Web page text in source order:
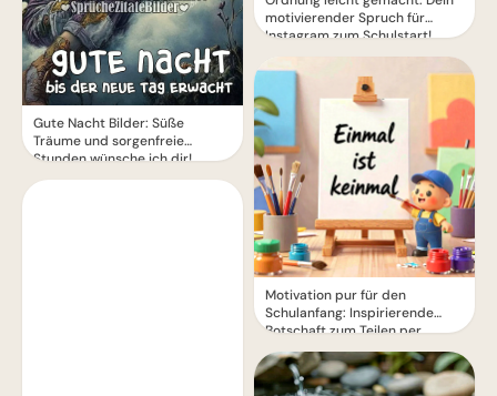
Gute Nacht Bilder: Süße
Träume und sorgenfreie
Stunden wünsche ich dir!
motivierender Spruch für
Instagram zum Schulstart!
Motivation pur für den
Schulanfang: Inspirierende
Botschaft zum Teilen per
WhatsApp!